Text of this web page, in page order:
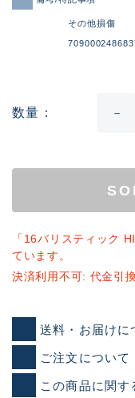
その他損傷
数量
「16バリスティック
ています。
決済利用不可: 代金引
送料・お届けに
ご注文について
この商品に関